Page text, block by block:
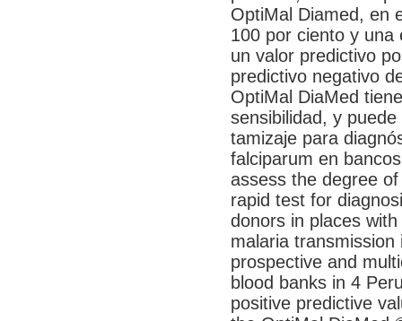
OptiMal Diamed, en
100 por ciento y una
un valor predictivo
predictivo negativo
OptiMal DiaMed
sensibilidad, y
tamizaje para
falciparum en
assess the degree
rapid test for
donors in places
malaria
prospective and
blood banks in 4
positive predictive